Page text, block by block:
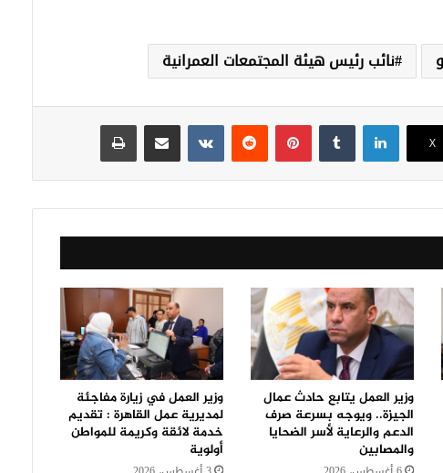
نائب رئيس هيئة المجتمعات العمرانية
‫X
لينكدإن بينتيريست
وزير العمل يتابع حادث عمال
الجيزة.. ويوجه بسرعة صرف
الدعم والرعاية لأسر الضحايا
والمصابين
وزير العمل في زيارة مفاجئة
لمديرية عمل القاهرة : تقديم
خدمة لائقة وكريمة للمواطن
أولوية